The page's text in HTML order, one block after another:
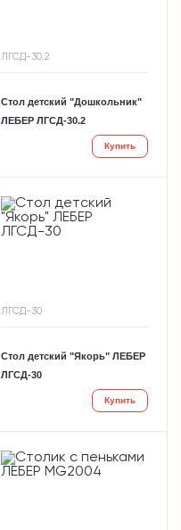
ЛГСД-30.2
Стол детский "Дошкольник"
ЛЕБЕР ЛГСД-30.2
Купить
ЛГСД-30
Стол детский "Якорь" ЛЕБЕР
ЛГСД-30
Купить